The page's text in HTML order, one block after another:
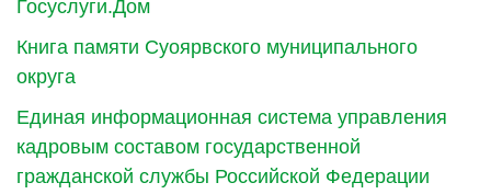
Госуслуги.Дом
Книга памяти Суоярвского муниципального
округа
Единая информационная система управления
кадровым составом государственной
гражданской службы Российской Федерации